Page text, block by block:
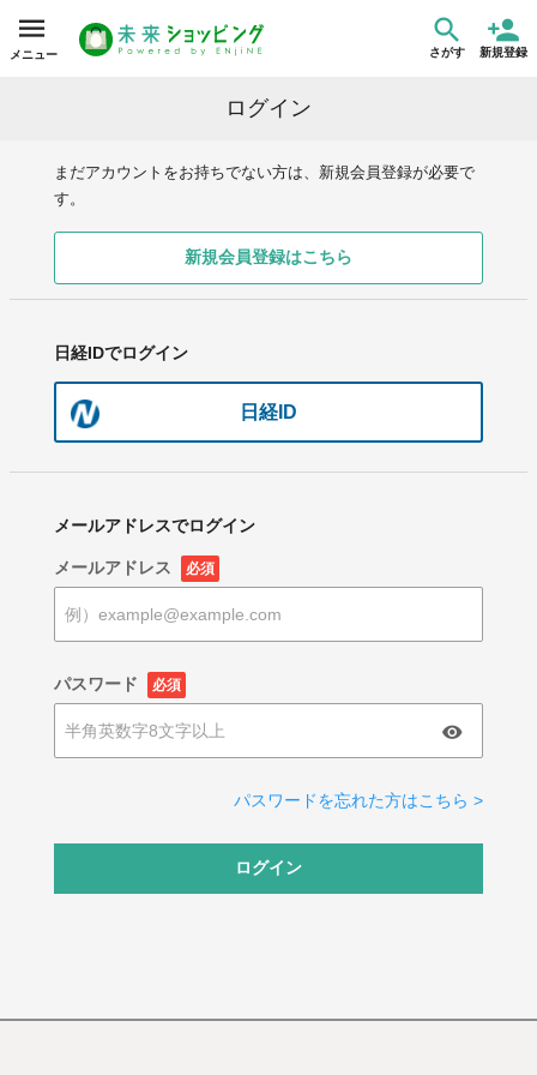
メニュー さがす 新規登録
ログイン
まだアカウントをお持ちでない方は、新規会員登録が必要で
す。
新規会員登録はこちら
日経IDでログイン
日経ID
メールアドレスでログイン
メールアドレス 必須
パスワード 必須
パスワードを忘れた方はこちら >
ログイン